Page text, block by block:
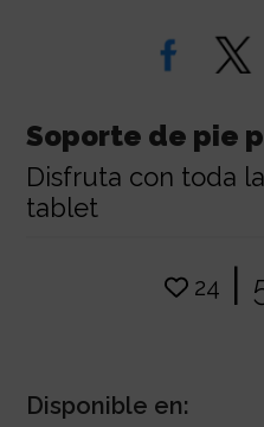
Soporte de pie
Disfruta con toda
tablet
24 |
Disponible en: